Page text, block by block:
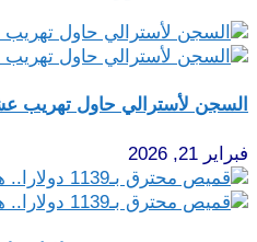
السجن لأسترالي حاول تهريب
فبراير 21, 2026